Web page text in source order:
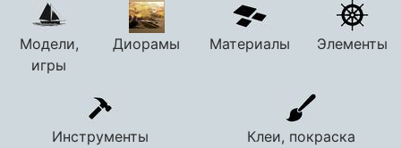
Модели,
игры
Диорамы Материалы Элементы
Инструменты
Клеи, покраска